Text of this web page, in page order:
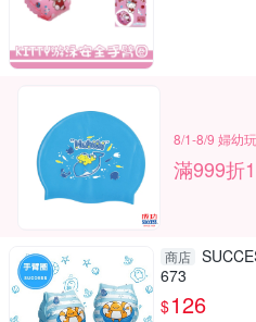
8/1-8/9 婦幼
滿999折
商店
673
$126